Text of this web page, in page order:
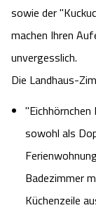
sowie der
machen Ihren
unvergesslich.
Die Landhaus-
sowohl als
Badezimmer
Küchenzeile